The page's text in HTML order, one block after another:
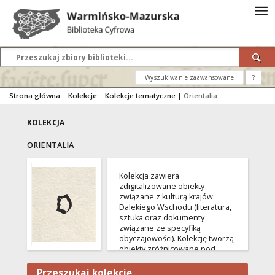
Wyszukiwanie zaawansowane ?
Strona główna | Kolekcje | Kolekcje tematyczne | Orientalia
KOLEKCJA
ORIENTALIA
Kolekcja zawiera
zdigitalizowane obiekty
związane z kulturą krajów
Dalekiego Wschodu (literatura,
sztuka oraz dokumenty
związane ze specyfiką
obyczajowości). Kolekcję tworzą
obiekty zróżnicowane pod
sztuki, ikonografia oraz